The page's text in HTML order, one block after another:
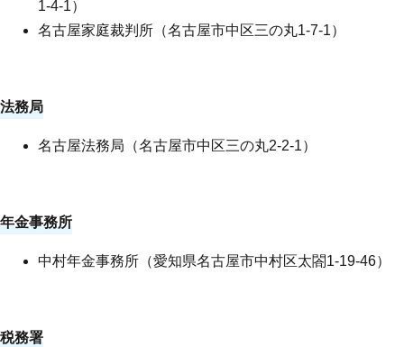
1-4-1）
名古屋家庭裁判所（名古屋市中区三の丸1-7-1）
法務局
名古屋法務局（名古屋市中区三の丸2-2-1）
年金事務所
中村年金事務所（愛知県名古屋市中村区太閤1-19-46）
税務署